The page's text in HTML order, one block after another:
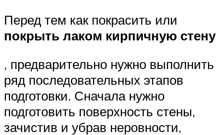
Перед тем как покрасить или
покрыть лаком кирпичную стену
, предварительно нужно выполнить
ряд последовательных этапов
подготовки. Сначала нужно
подготовить поверхность стены,
зачистив и убрав неровности,